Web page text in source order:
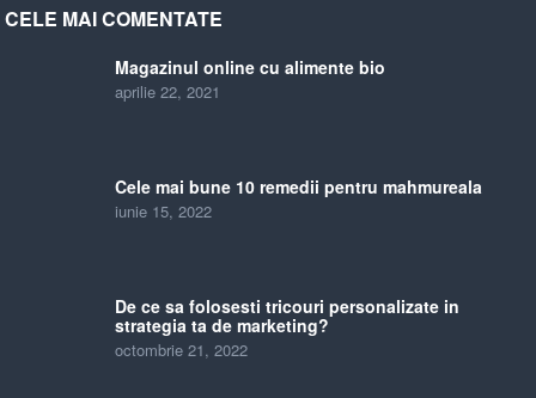
CELE MAI COMENTATE
Magazinul online cu alimente bio
aprilie 22, 2021
Cele mai bune 10 remedii pentru mahmureala
iunie 15, 2022
De ce sa folosesti tricouri personalizate in
strategia ta de marketing?
octombrie 21, 2022